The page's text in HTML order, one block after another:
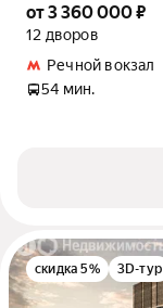
от 3 360 000 ₽
12 дворов
Речной вокзал
54 мин.
скидка 5% 3D-тур